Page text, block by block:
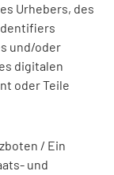
Urhebers, des
und/oder
digitalen
oder Teile
/ Ein
und